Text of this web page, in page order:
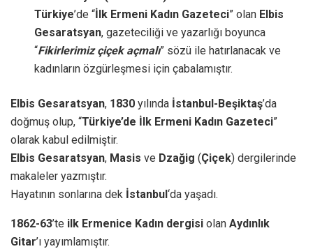
Türkiye’de “İlk Ermeni Kadın Gazeteci” olan Elbis
Gesaratsyan, gazeteciliği ve yazarlığı boyunca
“Fikirlerimiz çiçek açmalı” sözü ile hatırlanacak ve
kadınların özgürleşmesi için çabalamıştır.
Elbis Gesaratsyan, 1830 yılında İstanbul-Beşiktaş’da
doğmuş olup, “Türkiye’de İlk Ermeni Kadın Gazeteci”
olarak kabul edilmiştir.
Elbis Gesaratsyan, Masis ve Dzağig (Çiçek) dergilerinde
makaleler yazmıştır.
Hayatının sonlarına dek İstanbul‘da yaşadı.
1862-63’te ilk Ermenice Kadın dergisi olan Aydınlık
Gitar’ı yayımlamıştır.